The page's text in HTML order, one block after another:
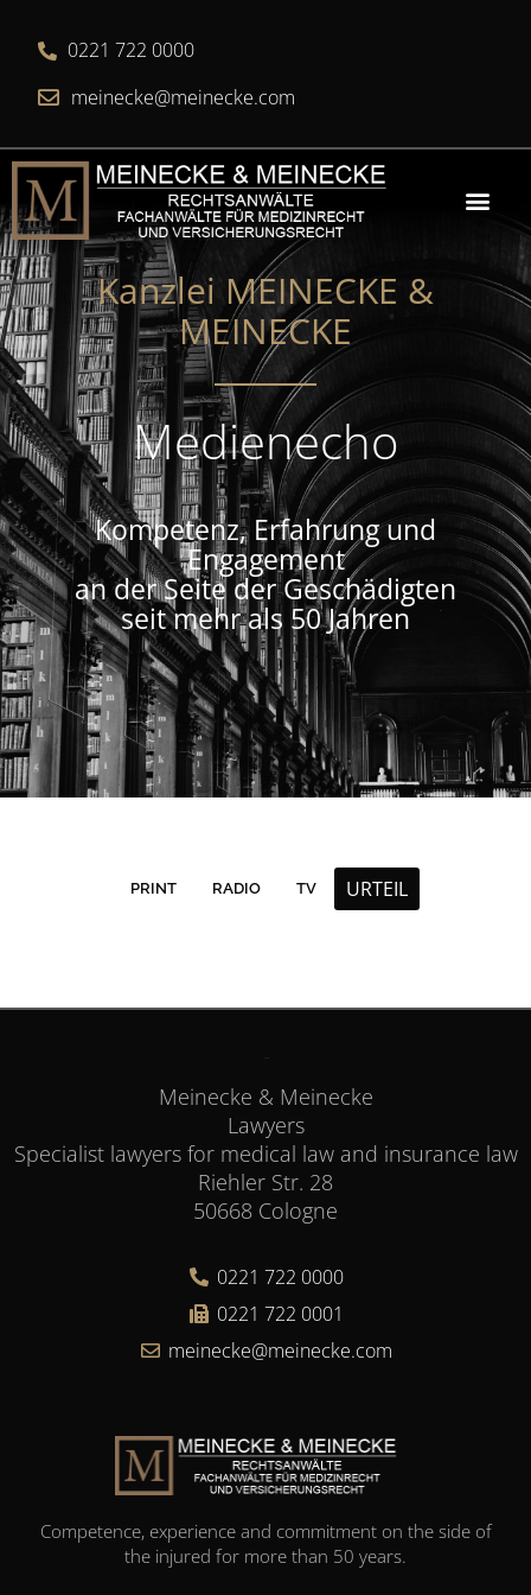
0221 722 0000
meinecke@meinecke.com
Kanzlei MEINECKE &
MEINECKE​
Medienecho
Kompetenz, Erfahrung und
Engagement
an der Seite der Geschädigten
seit mehr als 50 Jahren
PRINT RADIO TV URTEIL
Meinecke & Meinecke
Lawyers
Specialist lawyers for medical law and insurance law
Riehler Str. 28
50668 Cologne
0221 722 0000
0221 722 0001
meinecke@meinecke.com
Competence, experience and commitment on the side of
the injured for more than 50 years.